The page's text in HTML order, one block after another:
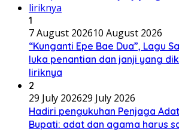
1
7 August 202610 August 2026
“Kunganti Epe Bae Dua”, Lagu
luka penantian dan janji yang
liriknya
2
29 July 202629 July 2026
Hadiri pengukuhan Penjaga
Bupati: adat dan agama harus